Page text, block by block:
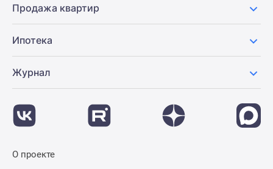
Продажа квартир
Ипотека
Журнал
О проекте